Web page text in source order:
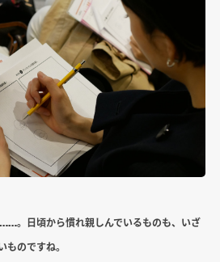
。日頃から慣れ親しんでいるものも、いざ
ものですね。